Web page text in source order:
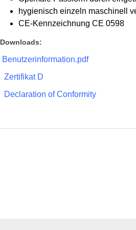
hygienisch einzeln maschinell
CE-Kennzeichnung CE 0598
Downloads:
Benutzerinformation.pdf
Zertifikat D
Declaration of Conformity